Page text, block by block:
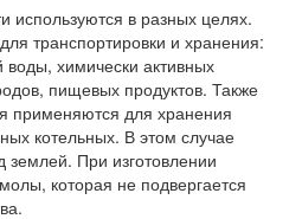
используются в разных целях.
транспортировки и хранения:
химически активных
пищевых продуктов. Также
применяются для хранения
котельных. В этом случае
землей. При изготовлении
которая не подвергается